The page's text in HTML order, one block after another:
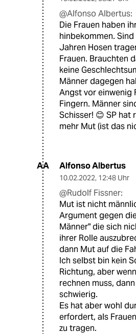
@Alfonso Albertus:
Die Frauen haben
hinbekommen.
Jahren Hosen
Frauen. Brauchten
keine
Männer dagegen
Angst vor einwenig
Fingern. Männer
Schisser! 😊 SP hat
mehr Mut (ist das
AA Alfonso Albertus
10.02.2022, 12:48 Uhr
@Rudolf Fissner:
Mut ist nicht
Argument gegen
Männer" die sich
ihrer Rolle
dann Mut auf die
Ich selbst bin kein
Richtung, aber
rechnen muss,
schwierig.
Es hat aber wohl
erfordert, als
zu tragen.